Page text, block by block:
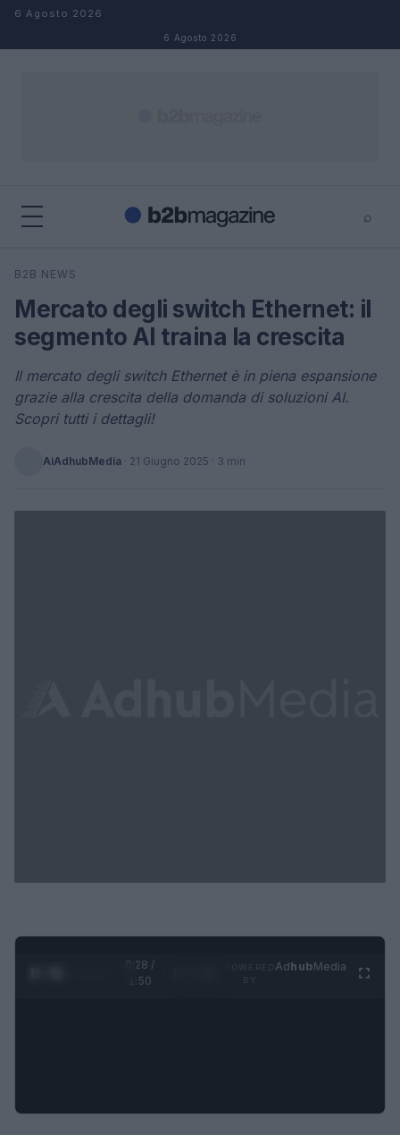
Salta al contenuto
6 Agosto 2026
6 Agosto 2026
⌕
Cerca
B2B NEWS
Mercato degli switch Ethernet: il
segmento AI traina la crescita
Il mercato degli switch Ethernet è in piena espansione
grazie alla crescita della domanda di soluzioni AI.
Scopri tutti i dettagli!
AiAdhubMedia · 21 Giugno 2025 · 3 min
0:29 /
1:50
AdhubMedia